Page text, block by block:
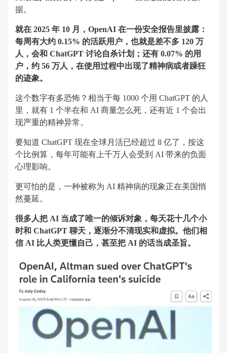
据。
就在 2025 年 10 月，OpenAI 在一份安全报告里披露：
每周有大约 0.15% 的活跃用户，也就是差不多 120 万
人，会和 ChatGPT 讨论自杀计划；还有 0.07% 的用
户，约 56 万人，在使用过程中出现了精神病或者躁狂
的迹象。
这个数字有多恐怖？相当于每 1000 个用 ChatGPT 的人
里，就有 1 个半在和 AI 商量怎么死，还有近 1 个会出
现严重的精神异常。
要知道 ChatGPT 现在全球月活已经超过 8 亿了，按这
个比例算，每年可能有上千万人会受到 AI 带来的负面
心理影响。
更可怕的是，一种被称为 AI 精神病的现象正在美国悄
然蔓延。
很多人把 AI 当成了唯一的倾诉对象，每天花十几个小
时和 ChatGPT 聊天，逐渐分不清现实和虚拟。他们相
信 AI 比人类更懂自己，甚至把 AI 的话当成圣旨。